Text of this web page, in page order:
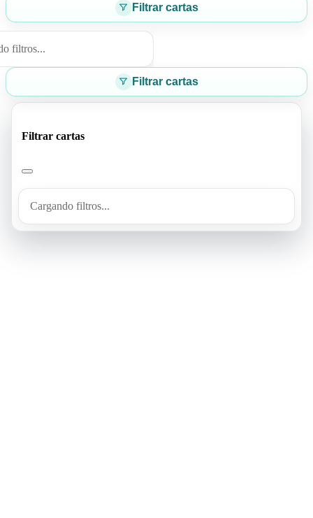
Filtrar cartas
filtros...
Filtrar cartas
Filtrar cartas
Cargando filtros...